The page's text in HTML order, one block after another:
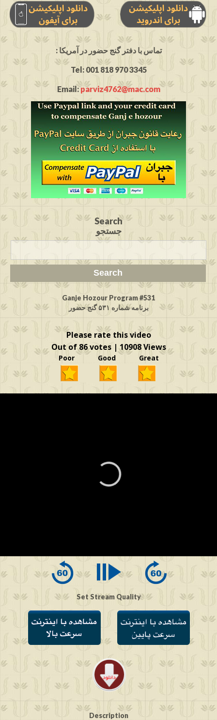
: تماس با دفتر گنج حضور در آمریکا
Tel: 001 818 970 3345
Email:parviz4762@mac.com
Search
جستجو
Ganje Hozour Program #531
برنامه شماره ۵۳۱ گنج حضور
Please rate this video
Out of 86 votes | 10908 Views
Poor Good Great
of
Set Stream Quality
Description